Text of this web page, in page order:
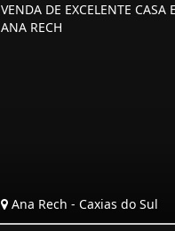
VENDA DE EXCELENTE CASA
ANA RECH
Ana Rech - Caxias do Sul